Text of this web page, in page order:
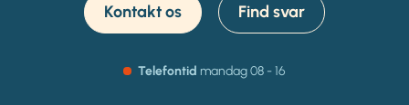
Kontakt os Find svar
Telefontid mandag08 - 16